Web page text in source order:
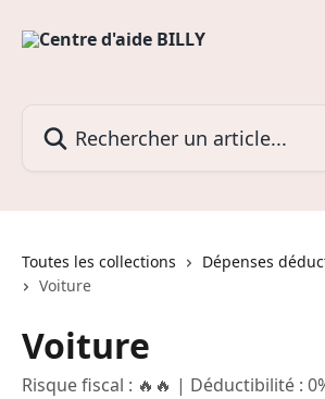
Toutes les collections Dépenses
Voiture
Voiture
Risque fiscal : 🔥🔥 | Déductibilité :